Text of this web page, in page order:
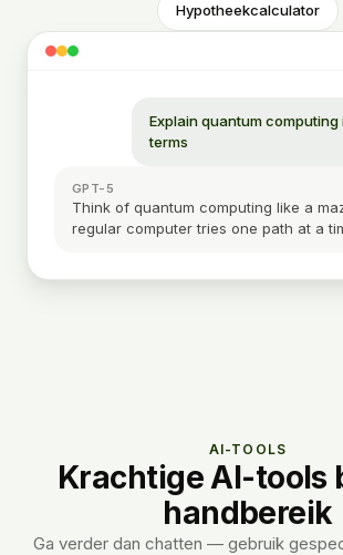
Hypotheekcalculator
Explain quantum computing
terms
GPT-5
Think of quantum computing like a
regular computer tries one path at a
AI-TOOLS
Krachtige AI-tools
handbereik
Ga verder dan chatten — gebruik